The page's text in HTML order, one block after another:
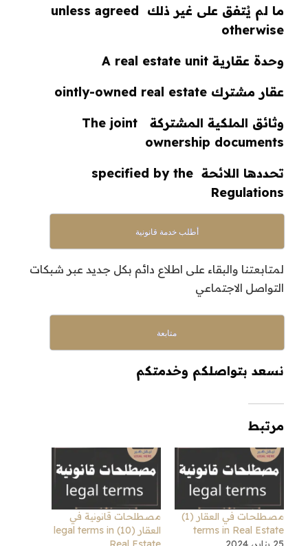
ما لم يُتفق على غير ذلك unless agreed
otherwise
وحدة عقارية A real estate unit
عقار مشترك ointly-owned real estate
وثائق الملكية المشتركة The joint
ownership documents
تحددها اللائحة specified by the
Regulations
أطلب خدمة قانونية
لمتابعتنا والبقاء على اطلاع دائم بكل جديد عبر شبكات
التواصل الاجتماعي
متابعة
نسعد بتواصلكم وخدمتكم
مرتبط
مصطلحات في العقار (1)
terms in Real Estate
مصطلحات قانونية في
العقار (10) legal terms in